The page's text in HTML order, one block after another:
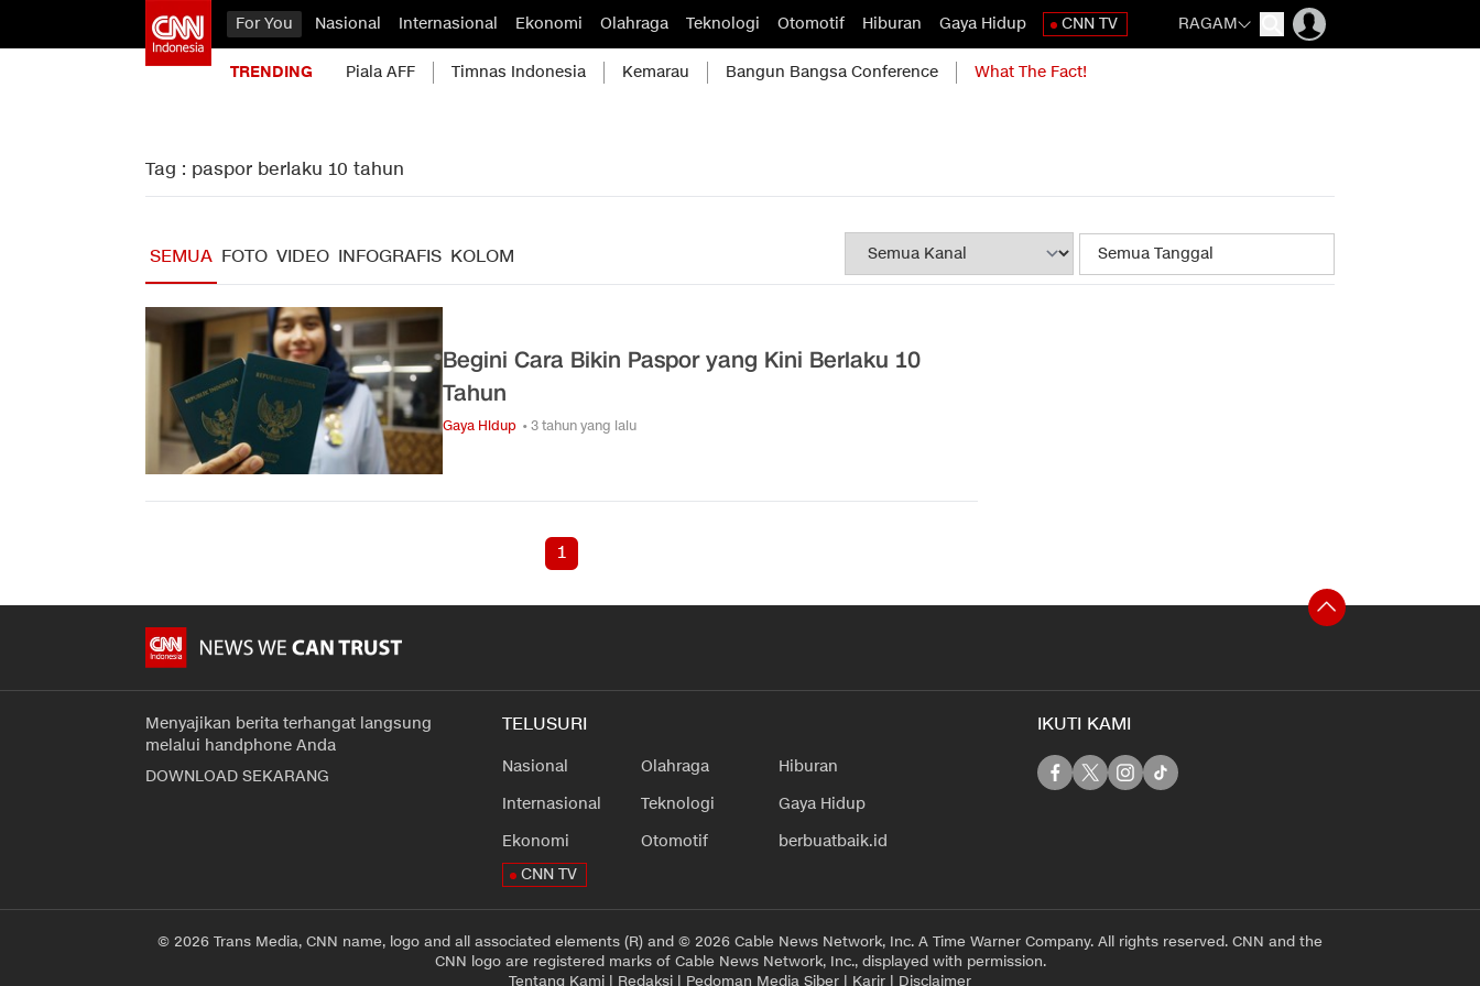
For You Nasional Internasional Ekonomi Olahraga Teknologi Otomotif Hiburan Gaya Hidup CNN TV RAGAM
TRENDING Piala AFF Timnas Indonesia Kemarau Bangun Bangsa Conference What The Fact!
Tag : paspor berlaku 10 tahun
SEMUA FOTO VIDEO INFOGRAFIS KOLOM
Begini Cara Bikin Paspor yang Kini Berlaku 10
Tahun
Gaya Hidup • 3 tahun yang lalu
1
Menyajikan berita terhangat langsung
melalui handphone Anda
DOWNLOAD SEKARANG
TELUSURI
Nasional
Internasional
Ekonomi
Olahraga
Teknologi
Otomotif
Hiburan
Gaya Hidup
berbuatbaik.id
CNN TV
IKUTI KAMI
© 2026 Trans Media, CNN name, logo and all associated elements (R) and © 2026 Cable News Network, Inc. A Time Warner Company. All rights reserved. CNN and the
CNN logo are registered marks of Cable News Network, Inc., displayed with permission.
Tentang Kami | Redaksi | Pedoman Media Siber | Karir | Disclaimer